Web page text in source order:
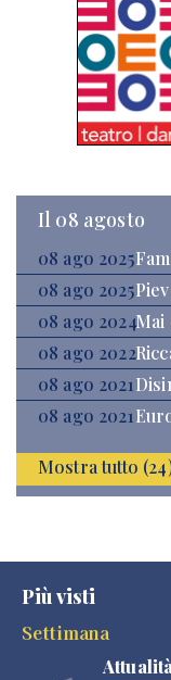
Il 08 agosto
08 ago 2025
08 ago 2025
08 ago 2024Mai
08 ago 2022
08 ago 2021
08 ago 2021
Mostra tutto
Più visti
Settimana
Attualità